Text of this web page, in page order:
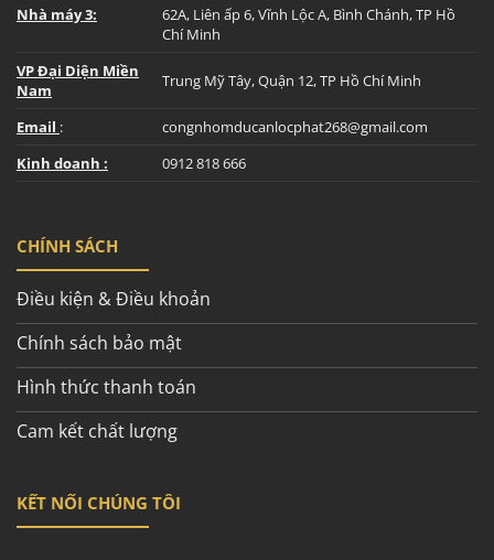
Nhà máy 3:
62A, Liên ấp 6, Vĩnh Lộc A, Bình Chánh, TP Hồ
Chí Minh
VP Đại Diện Miền
Nam
Trung Mỹ Tây, Quận 12, TP Hồ Chí Minh
Email :
congnhomducanlocphat268@gmail.com
Kinh doanh :
0912 818 666
CHÍNH SÁCH
Điều kiện & Điều khoản
Chính sách bảo mật
Hình thức thanh toán
Cam kết chất lượng
KẾT NỐI CHÚNG TÔI